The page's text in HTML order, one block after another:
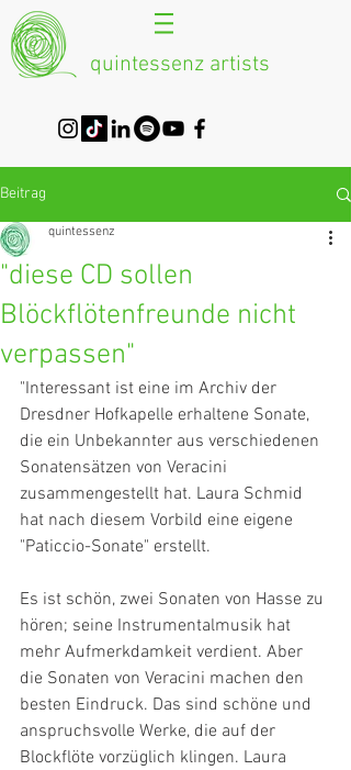
quintessenz artists
Beitrag
"diese CD sollen
Blöckflötenfreunde nicht
verpassen"
quintessenz
"Interessant ist eine im Archiv der
Dresdner Hofkapelle erhaltene Sonate,
die ein Unbekannter aus verschiedenen
Sonatensätzen von Veracini
zusammengestellt hat. Laura Schmid
hat nach diesem Vorbild eine eigene
"Paticcio-Sonate" erstellt.
Es ist schön, zwei Sonaten von Hasse zu
hören; seine Instrumentalmusik hat
mehr Aufmerkdamkeit verdient. Aber
die Sonaten von Veracini machen den
besten Eindruck. Das sind schöne und
anspruchsvolle Werke, die auf der
Blockflöte vorzüglich klingen. Laura